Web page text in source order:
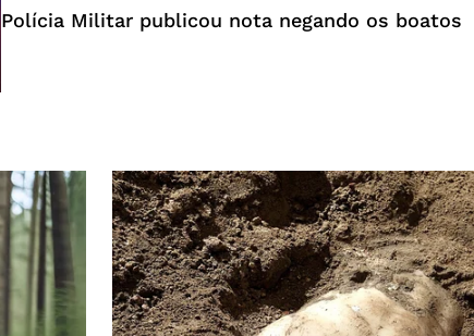
Polícia Militar publicou nota negando os boatos